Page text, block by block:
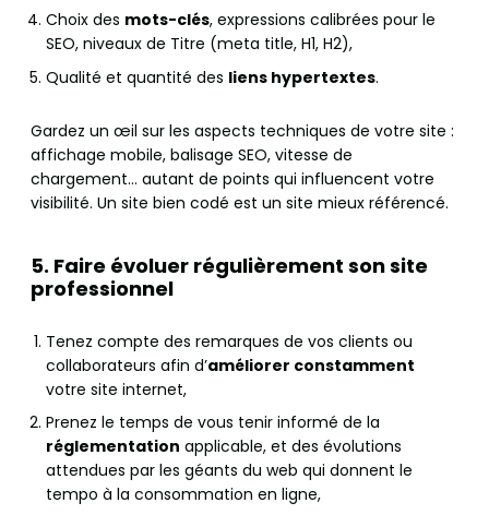
Choix des mots-clés, expressions calibrées pour le
SEO, niveaux de Titre (meta title, H1, H2),
Qualité et quantité des liens hypertextes.
Gardez un œil sur les aspects techniques de votre site :
affichage mobile, balisage SEO, vitesse de
chargement… autant de points qui influencent votre
visibilité. Un site bien codé est un site mieux référencé.
5. Faire évoluer régulièrement son site
professionnel
Tenez compte des remarques de vos clients ou
collaborateurs afin d’améliorer constamment
votre site internet,
Prenez le temps de vous tenir informé de la
réglementation applicable, et des évolutions
attendues par les géants du web qui donnent le
tempo à la consommation en ligne,